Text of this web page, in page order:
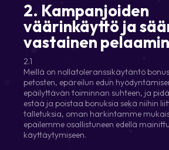
2. Kampanjoiden
väärinkäyttö ja
vastainen
2.1
Meillä on nollatoleranssikäytäntö
petosten, epäreilun edun
epäilyttävän toiminnan suhteen, ja
estää ja poistaa bonuksia sekä niihin
talletuksia, oman harkintamme
epäilemme osallistuneen edellä
käyttäytymiseen.